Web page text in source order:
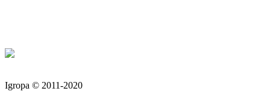
Igropa © 2011-2020